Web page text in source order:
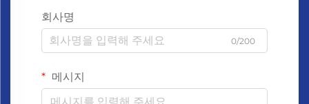
회사명
0/200
메시지